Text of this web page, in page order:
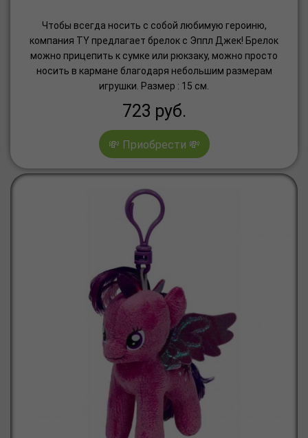
Чтобы всегда носить с собой любимую героиню,
компания TY предлагает брелок с Эппл Джек! Брелок
можно прицепить к сумке или рюкзаку, можно просто
носить в кармане благодаря небольшим размерам
игрушки. Размер : 15 см.
723 руб.
💸 Приобрести 💸